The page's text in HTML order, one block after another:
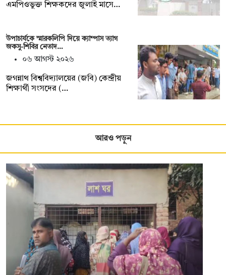
এমপিওভুক্ত শিক্ষকদের জুলাই মাসে…
উপাচার্যকে স্মারকলিপি দিয়ে ক্যাম্পাস ত্যাগ
জকসু-শিবির নেতাদ…
০৬ আগস্ট ২০২৬
জগন্নাথ বিশ্ববিদ্যালয়ের (জবি) কেন্দ্রীয়
শিক্ষার্থী সংসদের (…
আরও পড়ুন